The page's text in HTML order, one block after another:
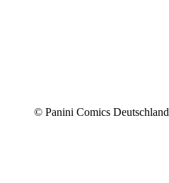
© Panini Comics Deutschland